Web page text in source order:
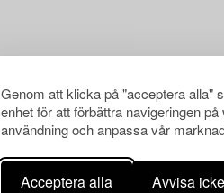
Genom att klicka på "acceptera alla"
enhet för att förbättra navigeringen
användning och anpassa vår
Acceptera alla Avvisa